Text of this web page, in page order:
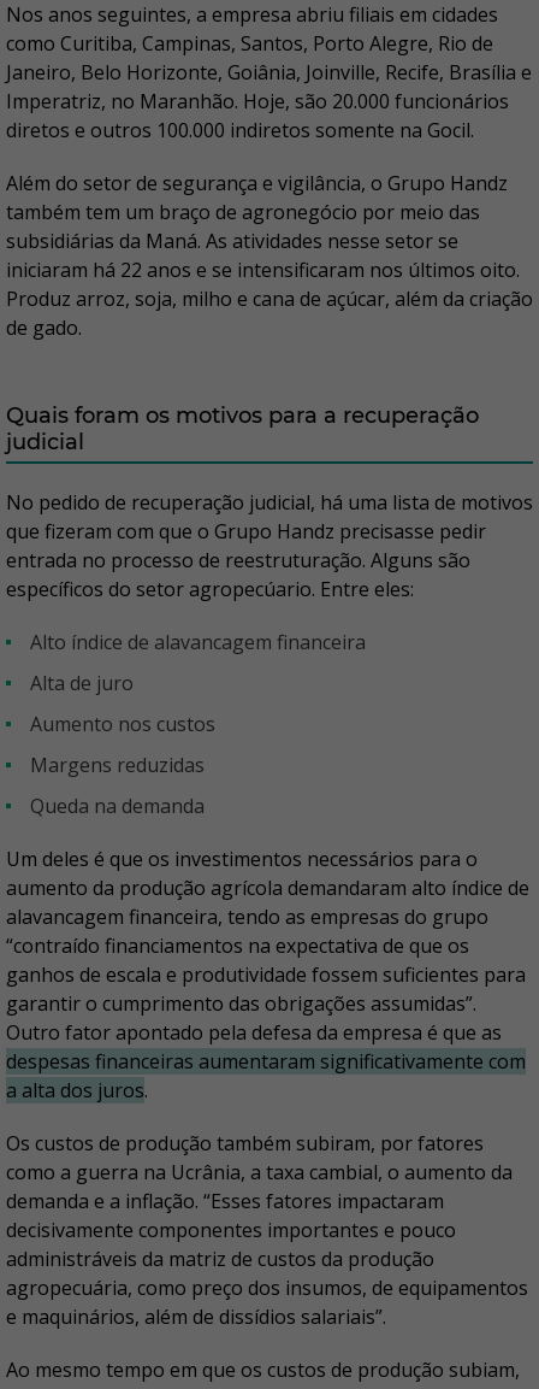
Nos anos seguintes, a empresa abriu filiais em cidades
como Curitiba, Campinas, Santos, Porto Alegre, Rio de
Janeiro, Belo Horizonte, Goiânia, Joinville, Recife, Brasília e
Imperatriz, no Maranhão. Hoje, são 20.000 funcionários
diretos e outros 100.000 indiretos somente na Gocil.
Além do setor de segurança e vigilância, o Grupo Handz
também tem um braço de agronegócio por meio das
subsidiárias da Maná. As atividades nesse setor se
iniciaram há 22 anos e se intensificaram nos últimos oito.
Produz arroz, soja, milho e cana de açúcar, além da criação
de gado.
Quais foram os motivos para a recuperação
judicial
No pedido de recuperação judicial, há uma lista de motivos
que fizeram com que o Grupo Handz precisasse pedir
entrada no processo de reestruturação. Alguns são
específicos do setor agropecúario. Entre eles:
alto índice de alavancagem financeira
alta de juro
aumento nos custos
margens reduzidas
queda na demanda
Um deles é que os investimentos necessários para o
aumento da produção agrícola demandaram alto índice de
alavancagem financeira, tendo as empresas do grupo
“contraído financiamentos na expectativa de que os
ganhos de escala e produtividade fossem suficientes para
garantir o cumprimento das obrigações assumidas”.
Outro fator apontado pela defesa da empresa é que as
despesas financeiras aumentaram significativamente com
a alta dos juros.
Os custos de produção também subiram, por fatores
como a guerra na Ucrânia, a taxa cambial, o aumento da
demanda e a inflação. “Esses fatores impactaram
decisivamente componentes importantes e pouco
administráveis da matriz de custos da produção
agropecuária, como preço dos insumos, de equipamentos
e maquinários, além de dissídios salariais”.
Ao mesmo tempo em que os custos de produção subiam,